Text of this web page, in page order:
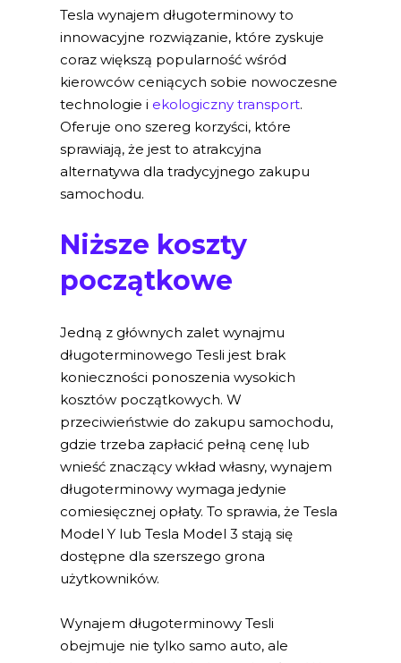
Tesla wynajem długoterminowy to
innowacyjne rozwiązanie, które zyskuje
coraz większą popularność wśród
kierowców ceniących sobie nowoczesne
technologie i ekologiczny transport.
Oferuje ono szereg korzyści, które
sprawiają, że jest to atrakcyjna
alternatywa dla tradycyjnego zakupu
samochodu.
Niższe koszty
początkowe
Jedną z głównych zalet wynajmu
długoterminowego Tesli jest brak
konieczności ponoszenia wysokich
kosztów początkowych. W
przeciwieństwie do zakupu samochodu,
gdzie trzeba zapłacić pełną cenę lub
wnieść znaczący wkład własny, wynajem
długoterminowy wymaga jedynie
comiesięcznej opłaty. To sprawia, że Tesla
Model Y lub Tesla Model 3 stają się
dostępne dla szerszego grona
użytkowników.
Wynajem długoterminowy Tesli
obejmuje nie tylko samo auto, ale